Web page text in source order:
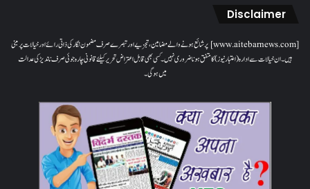
Disclaimer
[www.aitebarnews.com] پر شائع ہونے والے مضامین، تجزیے اور تبصرے صرف مضمون نگار کی ذاتی رائے اور خیالات پر مبنی
ہیں۔ ان خیالات سے ادارہ (اعتبار نیوز) کا متفق ہونا ضروری نہیں۔ کسی بھی قابل اعتراض تحریر کیلئے قانونی چارہ جوئی صرف ناندیڑ کی عدالت
میں ہوگی۔